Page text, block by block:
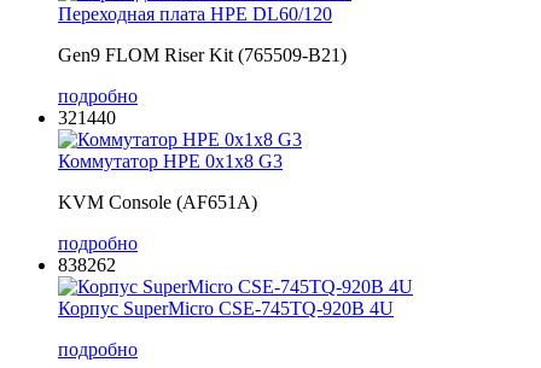
Переходная плата HPE DL60/120
Gen9 FLOM Riser Kit (765509-B21)
подробно
321440
Коммутатор HPE 0x1x8 G3
KVM Console (AF651A)
подробно
838262
Корпус SuperMicro CSE-745TQ-920B 4U
подробно